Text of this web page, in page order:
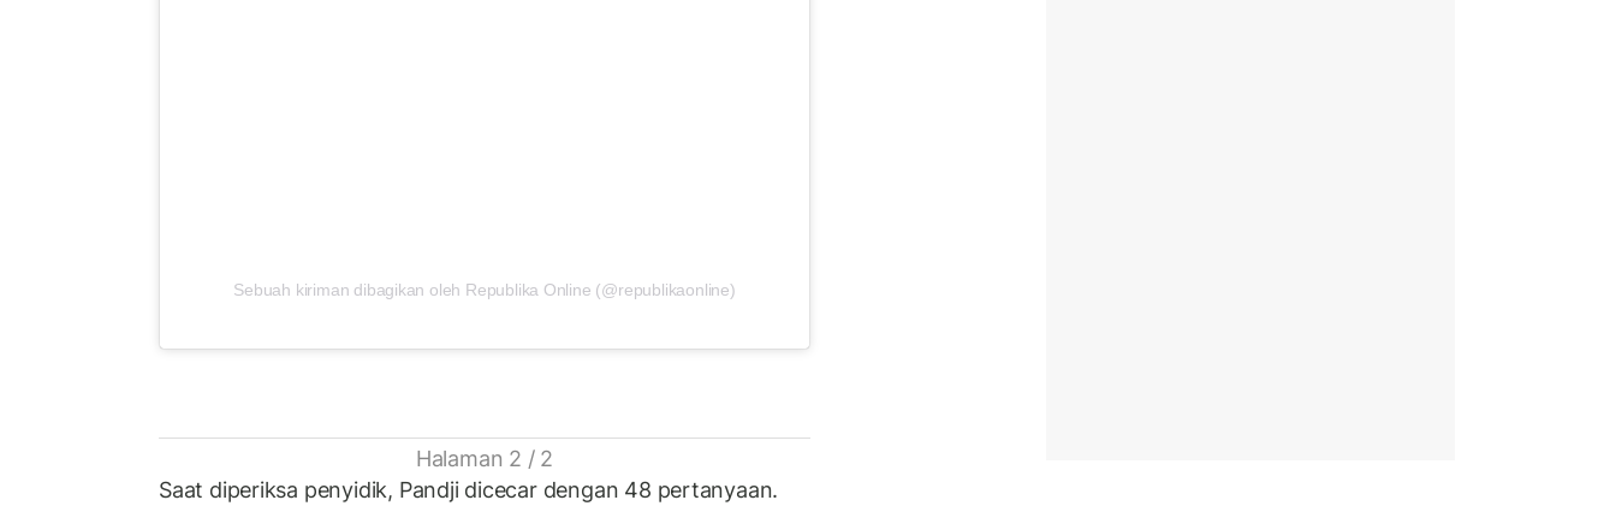
Sebuah kiriman dibagikan oleh Republika Online (@republikaonline)
Halaman 2 / 2
Saat diperiksa penyidik, Pandji dicecar dengan 48 pertanyaan.